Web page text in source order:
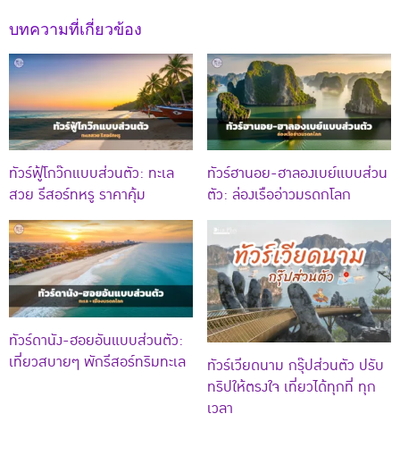
บทความที่เกี่ยวข้อง
ทัวร์ฟู้โกว๊กแบบส่วนตัว: ทะเล
สวย รีสอร์ทหรู ราคาคุ้ม
ทัวร์ฮานอย-ฮาลองเบย์แบบส่วน
ตัว: ล่องเรืออ่าวมรดกโลก
ทัวร์ดานัง-ฮอยอันแบบส่วนตัว:
เที่ยวสบายๆ พักรีสอร์ทริมทะเล
ทัวร์เวียดนาม กรุ๊ปส่วนตัว ปรับ
ทริปให้ตรงใจ เที่ยวได้ทุกที่ ทุก
เวลา